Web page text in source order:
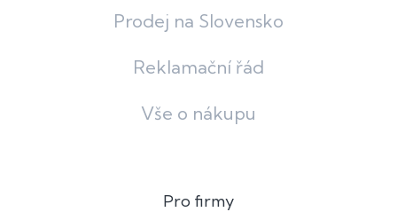
Prodej na Slovensko
Reklamační řád
Vše o nákupu
Pro firmy